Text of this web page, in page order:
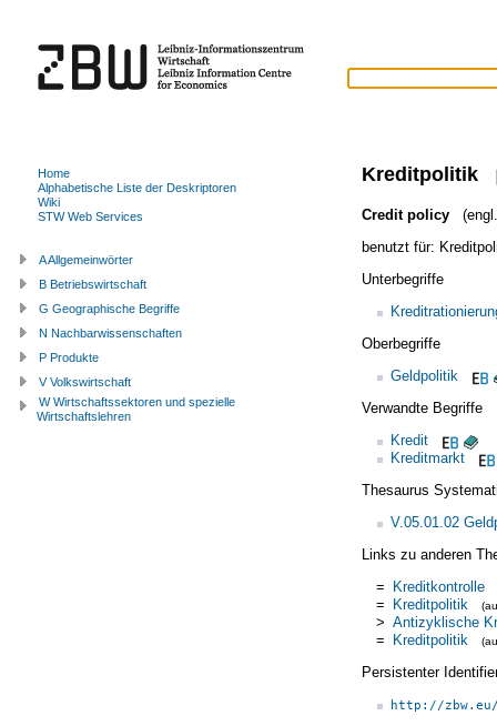
Kreditpolitik
Credit policy
benutzt für:
Unterbegriffe
Oberbegriffe
Geldpolitik
Verwandte Begriffe
Kredit
Kreditmarkt
Thesaurus
V.05.01.02
Links zu anderen
= Kreditkontrolle
= Kreditpolitik
> Antizyklische
= Kreditpolitik
Persistenter
http://
Home
Alphabetische Liste der Deskriptoren
Wiki
STW Web Services
A Allgemeinwörter
B Betriebswirtschaft
G Geographische Begriffe
N Nachbarwissenschaften
P Produkte
V Volkswirtschaft
W Wirtschaftssektoren und spezielle
Wirtschaftslehren